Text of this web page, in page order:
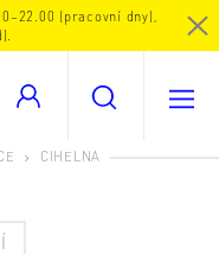
(pracovní dny),
CIHELNA